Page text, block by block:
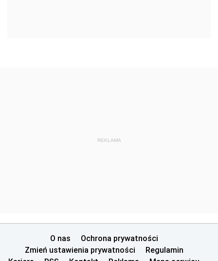
REKLAMA
O nas
Ochrona prywatności
Zmień ustawienia prywatności
Regulamin